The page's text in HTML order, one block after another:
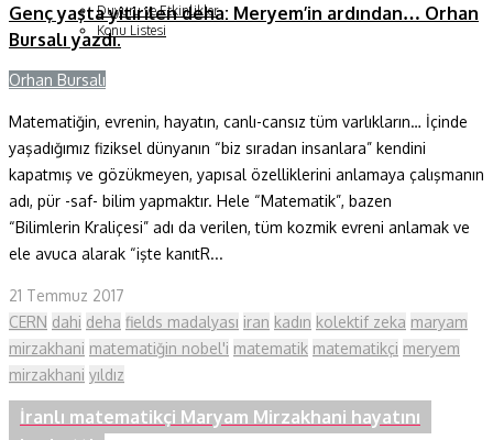
Duyuru ve Etkinlikler
Konu Listesi
Genç yaşta yitirilen deha: Meryem’in ardından… Orhan
Bursalı yazdı.
Orhan Bursalı
Matematiğin, evrenin, hayatın, canlı-cansız tüm varlıkların… İçinde
yaşadığımız fiziksel dünyanın “biz sıradan insanlara” kendini
kapatmış ve gözükmeyen, yapısal özelliklerini anlamaya çalışmanın
adı, pür -saf- bilim yapmaktır. Hele “Matematik”, bazen
“Bilimlerin Kraliçesi” adı da verilen, tüm kozmik evreni anlamak ve
ele avuca alarak “işte kanıtR...
21 Temmuz 2017
CERN dahi deha fields madalyası iran kadın kolektif zeka maryam
mirzakhani matematiğin nobel'i matematik matematikçi meryem
mirzakhani yıldız
İranlı matematikçi Maryam Mirzakhani hayatını